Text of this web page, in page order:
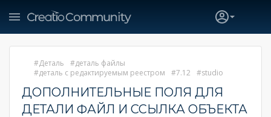
Деталь
деталь файлы
деталь с редактируемым реестром
7.12 studio
ДОПОЛНИТЕЛЬНЫЕ ПОЛЯ ДЛЯ
ДЕТАЛИ ФАЙЛ И ССЫЛКА ОБЪЕКТА